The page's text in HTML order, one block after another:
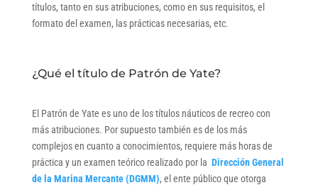
títulos, tanto en sus atribuciones, como en sus requisitos, el
formato del examen, las prácticas necesarias, etc.
¿Qué el título de Patrón de Yate?
El Patrón de Yate es uno de los títulos náuticos de recreo con
más atribuciones. Por supuesto también es de los más
complejos en cuanto a conocimientos, requiere más horas de
práctica y un examen teórico realizado por la Dirección General
de la Marina Mercante (DGMM), el ente público que otorga